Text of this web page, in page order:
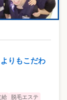
りもこだわ
給
脱毛エステ